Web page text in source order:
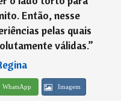
Então, nesse
pelas quais
válidas.”
WhatsApp Imagem